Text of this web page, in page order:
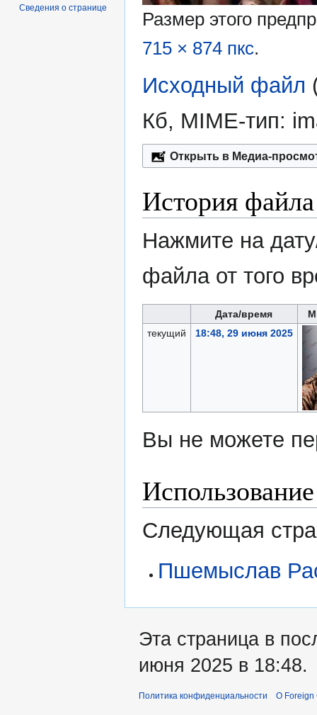
Размер этого
715 × 874 пкс.
Исходный файл
Кб, MIME-тип:
Открыть в Медиа-
История файла
Нажмите на
файла от того
Дата/время
текущий
18:48, 29 июня 2025
Вы не можете
Следующая
Пшемыслав
Сведения о странице
Эта страница в
июня 2025 в 18:48.
Политика конфиденциальности О Foreign